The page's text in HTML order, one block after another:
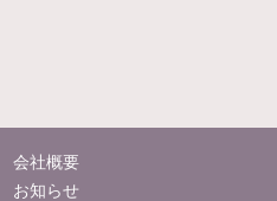
会社概要
お知らせ